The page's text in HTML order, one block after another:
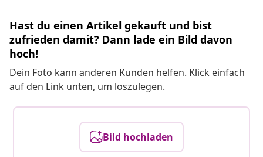
Hast du einen Artikel gekauft und bist
zufrieden damit? Dann lade ein Bild davon
hoch!
Dein Foto kann anderen Kunden helfen. Klick einfach
auf den Link unten, um loszulegen.
Bild hochladen